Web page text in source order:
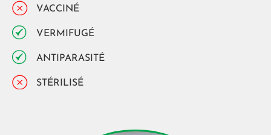
VACCINÉ
VERMIFUGÉ
ANTIPARASITÉ
STÉRILISÉ